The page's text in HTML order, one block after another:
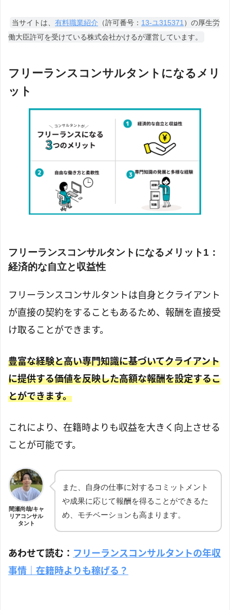
当サイトは、有料職業紹介 （許可番号： 13-ユ315371 ）の厚生労
働大臣許可を受けている株式会社かけるが運営しています。
フリーランスコンサルタントになるメリ
ット
フリーランスコンサルタントになるメリット1：
経済的な自立と収益性
フリーランスコンサルタントは自身とクライアント
が直接の契約をすることもあるため、報酬を直接受
け取ることができます。
豊富な経験と高い専門知識に基づいてクライアント
に提供する価値を反映した高額な報酬を設定するこ
とができます。
これにより、在籍時よりも収益を大きく向上させる
ことが可能です。
間瀬尚哉/キャ
リアコンサル
タント
また、自身の仕事に対するコミットメント
や成果に応じて報酬を得ることができるた
め、モチベーションも高まります。
あわせて読む： フリーランスコンサルタントの年収
事情｜在籍時よりも稼げる？